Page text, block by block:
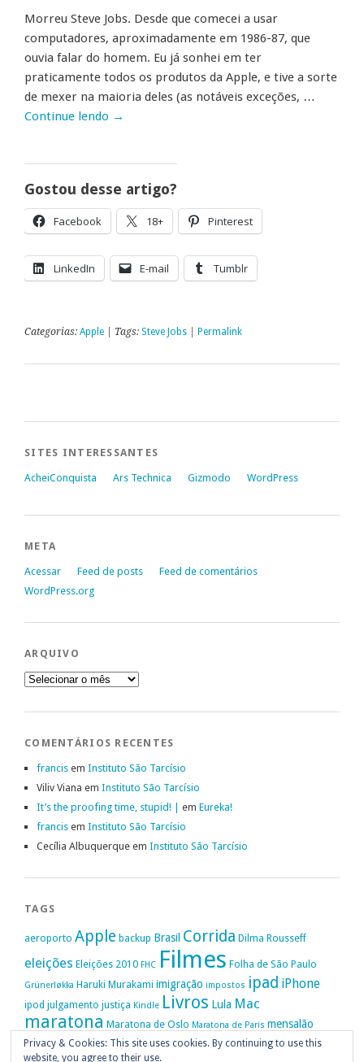
Morreu Steve Jobs. Desde que comecei a usar
computadores, aproximadamente em 1986-87, que
ouvia falar do homem. Eu já sonhei em ter
praticamente todos os produtos da Apple, e tive a sorte
de mexer na maioria deles (as notáveis exceções, …
Continue lendo →
Gostou desse artigo?
Facebook 18+ Pinterest
LinkedIn E-mail Tumblr
Categorias: Apple | Tags: Steve Jobs Permalink
SITES INTERESSANTES
AcheiConquista Ars Technica Gizmodo WordPress
META
Acessar Feed de posts
Feed de comentários
WordPress.org
ARQUIVO
Arquivo
COMENTÁRIOS RECENTES
francis em Instituto São Tarcísio
Viliv Viana em Instituto São Tarcísio
It’s the proofing time, stupid! |
em Eureka!
francis em Instituto São Tarcísio
Cecília Albuquerque em Instituto São Tarcísio
TAGS
aeroporto Apple backup Brasil Corrida Dilma Rousseff
eleições Eleições 2010 FHC Filmes Folha de São Paulo
Grünerløkka Haruki Murakami imigração impostos ipad iPhone
ipod julgamento justiça Kindle Livros Lula Mac
maratona Maratona de Oslo Maratona de Paris mensalão
movimento passe livre música nike Noruega OAB OiOsloPolítica
Privacy & Cookies: This site uses cookies. By continuing to use this
website, you agree to their use.